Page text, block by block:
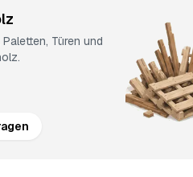
Paletten, Türen und